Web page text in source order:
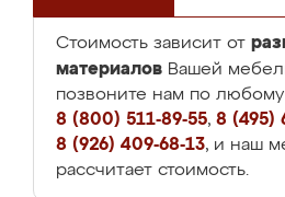
Стоимость зависит от
материалов Вашей
позвоните нам по
8 (800) 511-89-55, 8 (495)
8 (926) 409-68-13, и наш
рассчитает стоимость.